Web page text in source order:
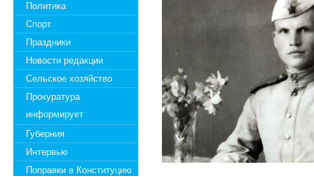
Политика
Спорт
Праздники
Новости редакции
Сельское хозяйство
Прокуратура
информирует
Губерния
Интервью
Поправки в Конституцию